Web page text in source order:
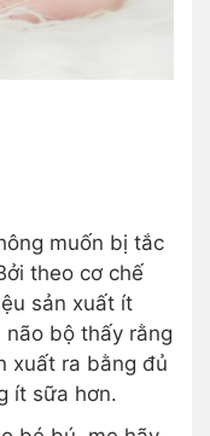
muốn bị tắc
theo cơ chế
sản xuất ít
bộ thấy rằng
xuất ra bằng đủ
ít sữa hơn.